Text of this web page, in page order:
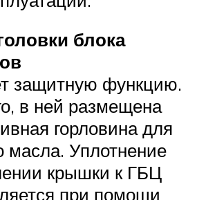
блока
защитную функцию.
в ней размещена
горловина для
масла. Уплотнение
крышки к ГБЦ
при помощи